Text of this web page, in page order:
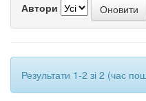
Автори
Результати 1-2 зі 2 (час